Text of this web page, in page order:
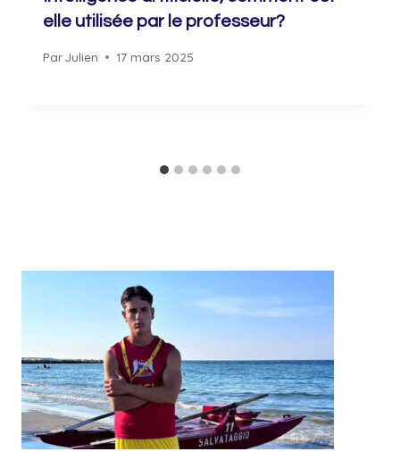
elle utilisée par le professeur?
ParJulien 17 mars 2025